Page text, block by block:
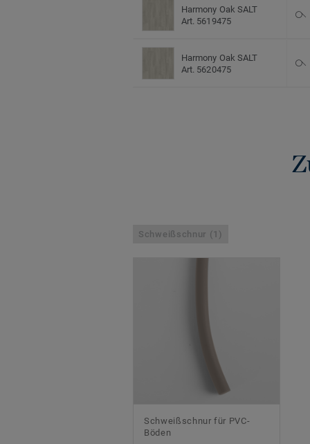
Harmony Oak SALT
Art. 5619475
Harmony Oak SALT
Art. 5620475
Schweißschnur (1)
Schweißschnur für PVC-
Böden